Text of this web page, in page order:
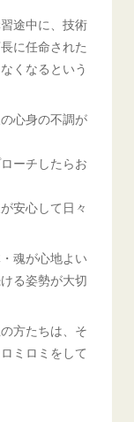
途中に、技術
に任命された
くなるという
心身の不調が
ーチしたらお
安心して日々
魂が心地よい
る姿勢が大切
方たちは、そ
ミロミをして